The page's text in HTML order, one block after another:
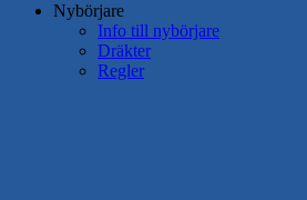
Nybörjare
Info till nybörjare
Dräkter
Regler